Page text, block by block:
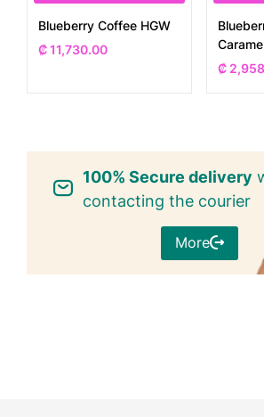
Blueberry Coffee HGW
₡11,730.00
₡
100% Secure delivery
contacting the courier
More